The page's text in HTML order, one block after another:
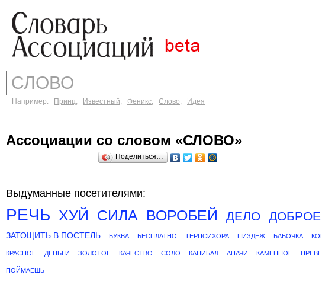
Например: Принц, Известный, Феникс, Слово, Идея
Ассоциации со словом «СЛОВО»
Поделиться…
Выдуманные посетителями:
РЕЧЬ ХУЙ СИЛА ВОРОБЕЙ ДЕЛО ДОБРОЕ
ЗАТОЩИТЬ В ПОСТЕЛЬ
БУКВА БЕСПЛАТНО ТЕРПСИХОРА ПИЗДЕЖ БАБОЧКА
КРАСНОЕ ДЕНЬГИ ЗОЛОТОЕ КАЧЕСТВО СОЛО КАНИБАЛ АПАЧИ КАМЕННОЕ
ПОЙМАЕШЬ